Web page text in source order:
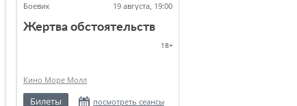
Боевик 19 августа, 19:00
Жертва обстоятельств
18+
Кино Море Молл
Билеты посмотреть сеансы